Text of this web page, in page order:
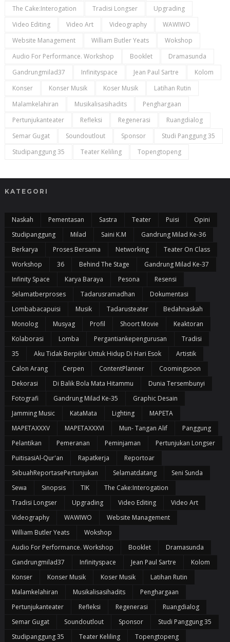
The Cake:Interogation
Tradisi Longser
Upgrading
Video Editing
Video Art Videography
WAWIWO
Website Management
William Butler Yeats
Wokshop
Audio For Performance. Workshop
Booklet
Dramasunda
Gandrungmilad37
Infinityspace Jean Paul Sartre
Kolom
Konser
Konser Musik Koser Musik
Latihan Rutin
Malamkelahiran
Musikalisasihadits
Penghargaan
Pertunjukanteater
Refleksi Regenerasi
Ruangdialog
Semar Gugat
Soundoutlout Sponsor
Studi Panggung 35
Studipanggung 35
Teater Keliling Topengtopeng
KATEGORI
Naskah Pementasan Sastra Teater Puisi
Opini
Studipanggung
Milad Saini K.m
Gandrung Milad Ke-36
Berkarya
Proses Bersama Networking
Teater On Class
Workshop
36 Behind The Stage
Gandrung Milad Ke-37
Infinity Space
Karya Baraya Pesona
Resensi
Selamatberproses
Tadarusramadhan
Dokumentasi
Lombabacapuisi
Musik Tadarusteater
Bedahnaskah
Monolog
Musyag Profil Shoort Movie
Keaktoran
Kolaborasi
Lomba Pergantiankepengurusan
Tradisi
35
Aku Tidak Berpikir Untuk Hidup Di Hari Esok
Artistik
Calon Arang
Cerpen ContentPlanner
Coomingsoon
Dekorasi
Di Balik Bola Mata Hitammu
Dunia Tersembunyi
Fotografi
Gandrung Milad Ke-35
Graphic Desain
Jamming Music
KataMata Lighting
MAPETA
MAPETAXXXV
MAPETAXXXVI Mun- Tangan Alif
Panggung
Pelantikan
Pemeranan Peminjaman
Pertunjukan Longser
PuitisasiAl-Qur'an
Rapatkerja
Reportoar
SebuahReportasePertunjukan
Selamatdatang
Seni Sunda
Sewa
Sinopsis TIK
The Cake:Interogation
Tradisi Longser
Upgrading Video Editing
Video Art
Videography
WAWIWO
Website Management
William Butler Yeats
Wokshop
Audio For Performance. Workshop
Booklet
Dramasunda
Gandrungmilad37
Infinityspace Jean Paul Sartre
Kolom
Konser
Konser Musik Koser Musik
Latihan Rutin
Malamkelahiran
Musikalisasihadits
Penghargaan
Pertunjukanteater
Refleksi Regenerasi
Ruangdialog
Semar Gugat
Soundoutlout Sponsor
Studi Panggung 35
Studipanggung 35
Teater Keliling Topengtopeng